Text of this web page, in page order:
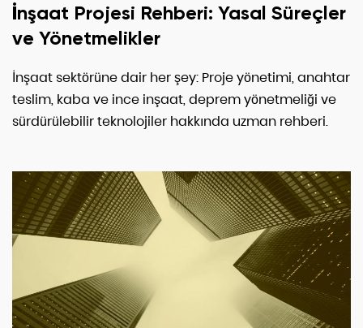
İnşaat Projesi Rehberi: Yasal Süreçler
ve Yönetmelikler
İnşaat sektörüne dair her şey: Proje yönetimi, anahtar
teslim, kaba ve ince inşaat, deprem yönetmeliği ve
sürdürülebilir teknolojiler hakkında uzman rehberi.